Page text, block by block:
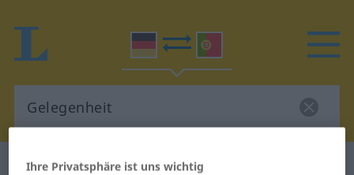
Deutsch-Portugiesisch Wörterbuch
Ihre Privatsphäre ist uns wichtig